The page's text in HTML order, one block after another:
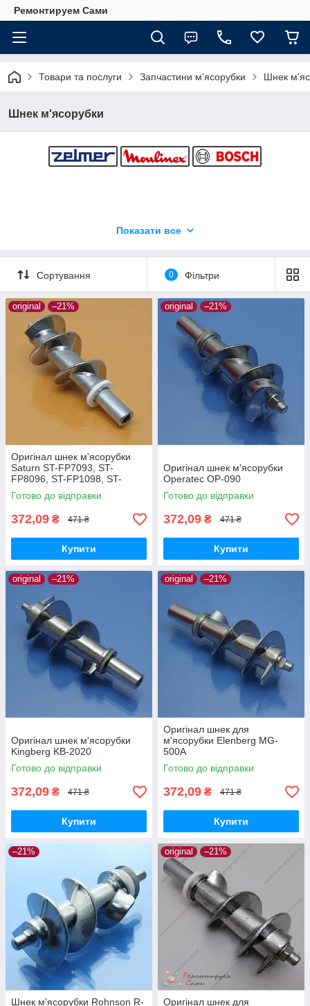
Ремонтируем Сами
Товари та послуги Запчастини м'ясорубки Шнек
Шнек м'ясорубки
Показати все
Сортування 0 Фільтри
original –21%
Оригінал шнек м'ясорубки
Saturn ST-FP7093, ST-
FP8096, ST-FP1098, ST-
FP1094, ST-FP0099, ST-
FP0094K, ST-FP0085, ST-
Готово до відправки
372,09 ₴ 471 ₴
Купити
original –21%
Оригінал шнек м'ясорубки
Operatec OP-090
Готово до відправки
372,09 ₴ 471 ₴
Купити
original –21%
Оригінал шнек м'ясорубки
Kingberg KB-2020
Готово до відправки
372,09 ₴ 471 ₴
Купити
original –21%
Оригінал шнек для
м'ясорубки Elenberg MG-
500A
Готово до відправки
372,09 ₴ 471 ₴
Купити
–21%
Шнек м'ясорубки Rohnson R-
original –21%
Оригінал шнек для